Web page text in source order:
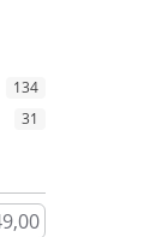
134
31